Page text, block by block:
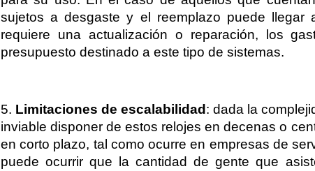
sujetos a desgaste y el reemplazo puede
requiere una actualización o reparación, los
presupuesto destinado a este tipo de sistemas.
5. Limitaciones de escalabilidad : dada la
inviable disponer de estos relojes en decenas o
en corto plazo, tal como ocurre en empresas de
puede ocurrir que la cantidad de gente que